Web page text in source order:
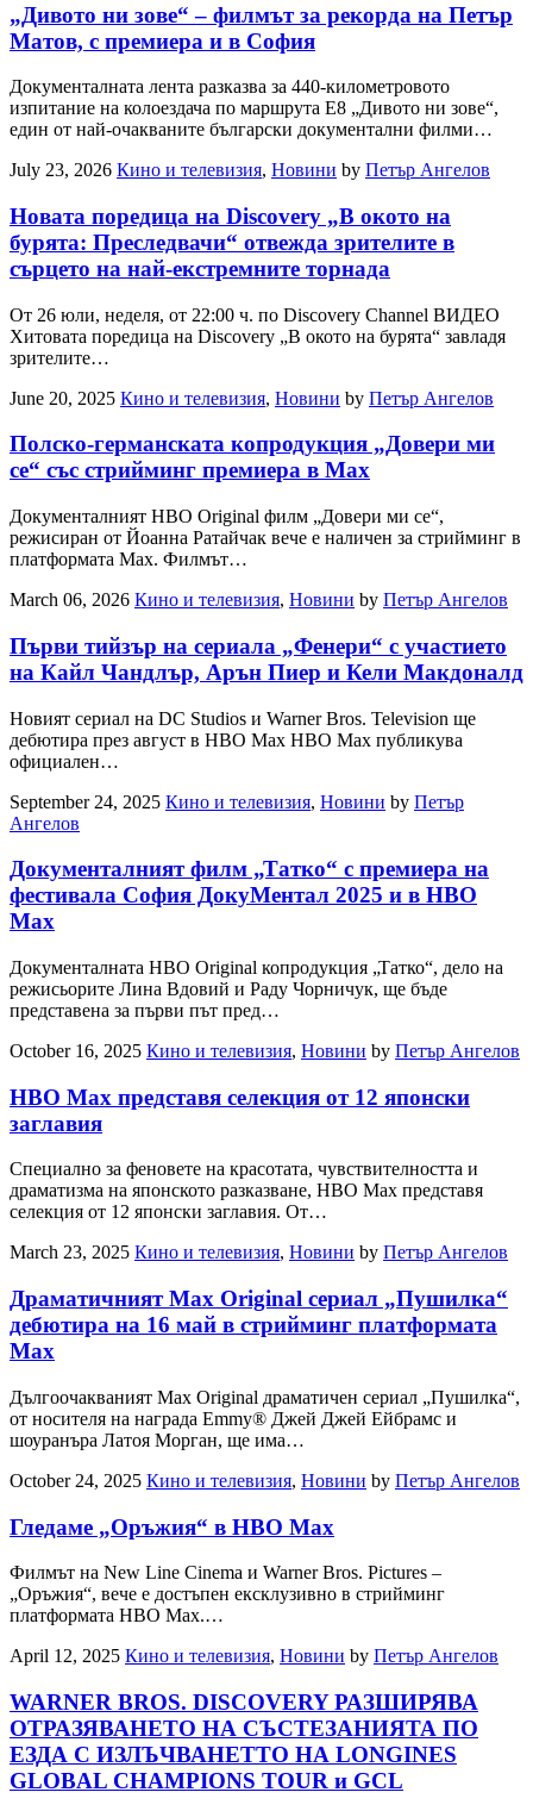
„Дивото ни зове“ – филмът за рекорда на Петър
Матов, с премиера и в София
Документалната лента разказва за 440-километровото
изпитание на колоездача по маршрута Е8 „Дивото ни зове“,
един от най-очакваните български документални филми…
July 23, 2026 Кино и телевизия, Новини by Петър Ангелов
Новата поредица на Discovery „В окото на
бурята: Преследвачи“ отвежда зрителите в
сърцето на най-екстремните торнада
От 26 юли, неделя, от 22:00 ч. по Discovery Channel ВИДЕО
Хитовата поредица на Discovery „В окото на бурята“ завладя
зрителите…
June 20, 2025 Кино и телевизия, Новини by Петър Ангелов
Полско-германската копродукция „Довери ми
се“ със стрийминг премиера в Max
Документалният HBO Original филм „Довери ми се“,
режисиран от Йоанна Ратайчак вече е наличен за стрийминг в
платформата Max. Филмът…
March 06, 2026 Кино и телевизия, Новини by Петър Ангелов
Първи тийзър на сериала „Фенери“ с участието
на Кайл Чандлър, Арън Пиер и Кели Макдоналд
Новият сериал на DC Studios и Warner Bros. Television ще
дебютира през август в HBO Max HBO Max публикува
официален…
September 24, 2025 Кино и телевизия, Новини by Петър
Ангелов
Документалният филм „Татко“ с премиера на
фестивала София ДокуМентал 2025 и в HBO
Max
Документалната HBO Original копродукция „Татко“, дело на
режисьорите Лина Вдовий и Раду Чорничук, ще бъде
представена за първи път пред…
October 16, 2025 Кино и телевизия, Новини by Петър Ангелов
HBO Max представя селекция от 12 японски
заглавия
Специално за феновете на красотата, чувствителността и
драматизма на японското разказване, HBO Max представя
селекция от 12 японски заглавия. От…
March 23, 2025 Кино и телевизия, Новини by Петър Ангелов
Драматичният Max Original сериал „Пушилка“
дебютира на 16 май в стрийминг платформата
Max
Дългоочакваният Max Original драматичен сериал „Пушилка“,
от носителя на награда Emmy® Джей Джей Ейбрамс и
шоуранъра Латоя Морган, ще има…
October 24, 2025 Кино и телевизия, Новини by Петър Ангелов
Гледаме „Оръжия“ в HBO Max
Филмът на New Line Cinema и Warner Bros. Pictures –
„Оръжия“, вече е достъпен ексклузивно в стрийминг
платформата HBO Max.…
April 12, 2025 Кино и телевизия, Новини by Петър Ангелов
WARNER BROS. DISCOVERY РАЗШИРЯВА
ОТРАЗЯВАНЕТО НА СЪСТЕЗАНИЯТА ПО
ЕЗДА С ИЗЛЪЧВАНЕТТО НА LONGINES
GLOBAL CHAMPIONS TOUR и GCL